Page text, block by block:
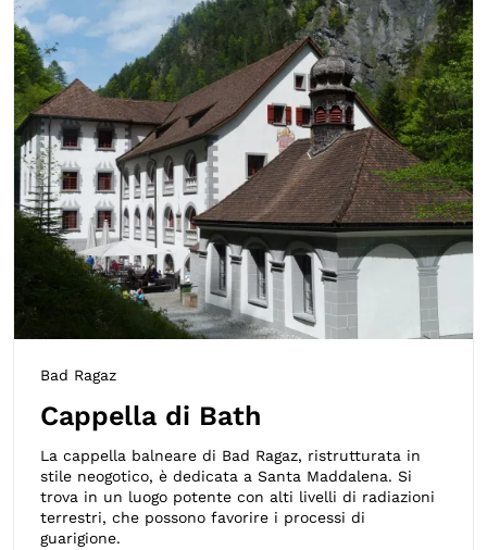
Bad Ragaz
Cappella di Bath
La cappella balneare di Bad Ragaz, ristrutturata in
stile neogotico, è dedicata a Santa Maddalena. Si
trova in un luogo potente con alti livelli di radiazioni
terrestri, che possono favorire i processi di
guarigione.